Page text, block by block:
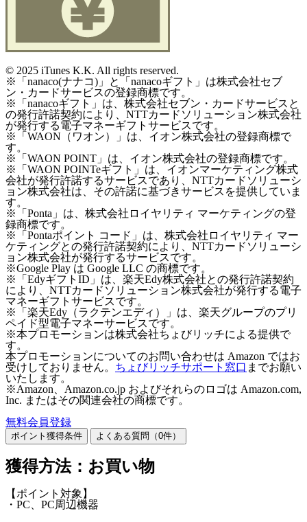
© 2025 iTunes K.K. All rights reserved.
※「nanaco(ナナコ)」と「nanacoギフト」は株式会社セブ
ン・カードサービスの登録商標です。
※「nanacoギフト」は、株式会社セブン・カードサービスと
の発行許諾契約により、NTTカードソリューション株式会社
が発行する電子マネーギフトサービスです。
※「WAON（ワオン）」は、イオン株式会社の登録商標で
す。
※「WAON POINT」は、イオン株式会社の登録商標です。
※「WAON POINTeギフト」は、イオンマーケティング株式
会社が発行許諾するサービスであり、NTTカードソリューシ
ョン株式会社は、その許諾に基づきサービスを提供していま
す。
※「Ponta」は、株式会社ロイヤリティ マーケティングの登
録商標です。
※「Pontaポイント コード」は、株式会社ロイヤリティ マー
ケティングとの発行許諾契約により、NTTカードソリューシ
ョン株式会社が発行するサービスです。
※Google Play は Google LLC の商標です。
※「EdyギフトID」は、楽天Edy株式会社との発行許諾契約
により、NTTカードソリューション株式会社が発行する電子
マネーギフトサービスです。
※「楽天Edy（ラクテンエディ）」は、楽天グループのプリ
ペイド型電子マネーサービスです。
※本プロモーションは株式会社ちょびリッチによる提供で
す。
本プロモーションについてのお問い合わせは Amazon ではお
受けしておりません。 ちょびリッチサポート窓口 までお願い
いたします。
※Amazon、Amazon.co.jp およびそれらのロゴは Amazon.com,
Inc. またはその関連会社の商標です。
無料会員登録
ポイント獲得条件 よくある質問（0件）
獲得方法：お買い物
【ポイント対象】
・PC、PC周辺機器